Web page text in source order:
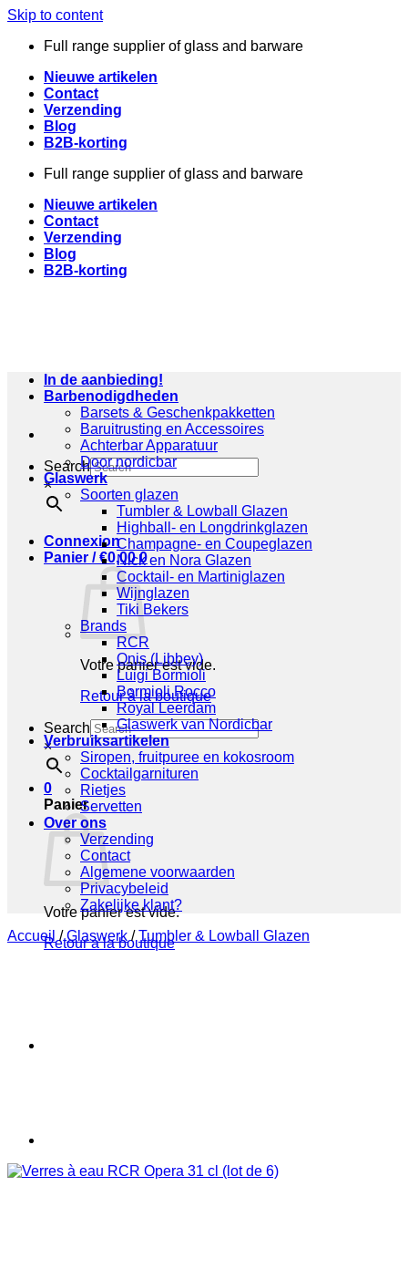
Skip to content
Full range supplier of glass and barware
Nieuwe artikelen
Contact
Verzending
Blog
B2B-korting
Full range supplier of glass and barware
Nieuwe artikelen
Contact
Verzending
Blog
B2B-korting
Search
×
Connexion
Panier /€0,00 0
Votre panier est vide.
Retour à la boutique
Search
×
0
Panier
Votre panier est vide.
Retour à la boutique
In de aanbieding!
Barbenodigdheden
Barsets & Geschenkpakketten
Baruitrusting en Accessoires
Achterbar Apparatuur
Door nordicbar
Glaswerk
Soorten glazen
Tumbler & Lowball Glazen
Highball- en Longdrinkglazen
Champagne- en Coupeglazen
Nick en Nora Glazen
Cocktail- en Martiniglazen
Wijnglazen
Tiki Bekers
Brands
RCR
Onis (Libbey)
Luigi Bormioli
Bormioli Rocco
Royal Leerdam
Glaswerk van Nordicbar
Verbruiksartikelen
Siropen, fruitpuree en kokosroom
Cocktailgarnituren
Rietjes
Servetten
Over ons
Verzending
Contact
Algemene voorwaarden
Privacybeleid
Zakelijke klant?
Accueil / Glaswerk / Tumbler & Lowball Glazen